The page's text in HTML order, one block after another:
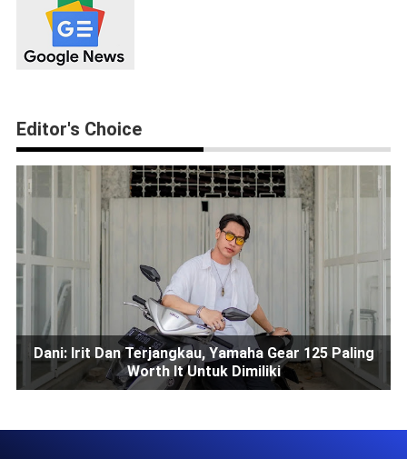
Editor's Choice
Dani: Irit Dan Terjangkau, Yamaha Gear 125 Paling
Worth It Untuk Dimiliki